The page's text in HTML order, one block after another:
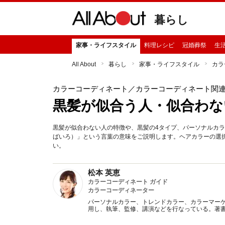
暮らし
家事・ライフスタイル 料理レシピ 冠婚葬祭 生
All About 暮らし 家事・ライフスタイル カ
カラーコーディネート ／カラーコーディネート関
黒髪が似合う人・似合わ
黒髪が似合わない人の特徴や、黒髪の4タイプ、パーソナルカ
ばいろ）」という言葉の意味をご説明します。ヘアカラーの
い。
松本 英恵
カラーコーディネート ガイド
カラーコーディネーター
パーソナルカラー、トレンドカラー、カラーマー
用し、執筆、監修、講演などを行なっている。著